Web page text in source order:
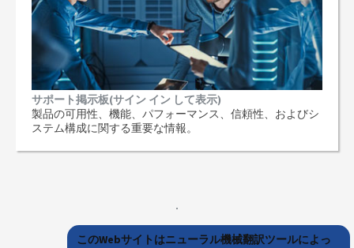
サポート掲示板(サイン イン して表示)
製品の可用性、機能、パフォーマンス、信頼性、およびシ
ステム構成に関する重要な情報。
このWebサイトはニューラル機械翻訳ツールによっ